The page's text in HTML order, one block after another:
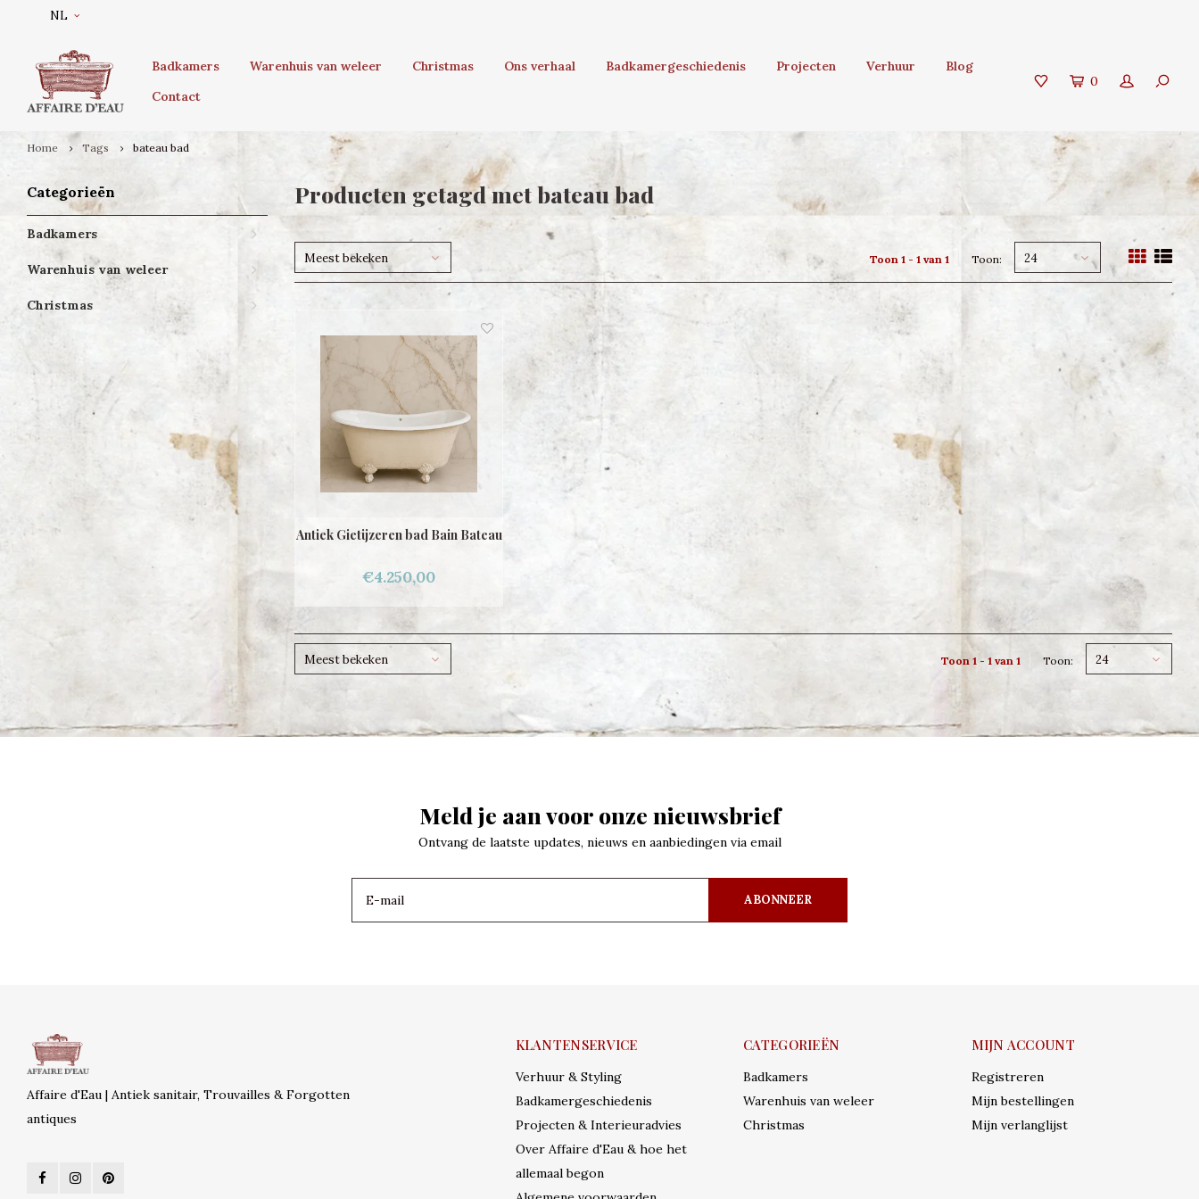
NL
Badkamers Warenhuis van weleer Christmas Ons verhaal Badkamergeschiedenis Projecten Verhuur
Blog
Contact
0
Home Tags bateau bad
Categorieën
Badkamers
Warenhuis van weleer
Christmas
Producten getagd met bateau bad
Meest bekeken Toon 1 - 1 van 1 Toon: 24
Antiek Gietijzeren bad Bain Bateau
€4.250,00
Meest bekeken Toon 1 - 1 van 1 Toon: 24
Meld je aan voor onze nieuwsbrief
Ontvang de laatste updates, nieuws en aanbiedingen via email
ABONNEER
Affaire d'Eau | Antiek sanitair, Trouvailles & Forgotten
antiques
KLANTENSERVICE
Verhuur & Styling
Badkamergeschiedenis
Projecten & Interieuradvies
Over Affaire d'Eau & hoe het
allemaal begon
CATEGORIEËN
Badkamers
Warenhuis van weleer
Christmas
MIJN ACCOUNT
Registreren
Mijn bestellingen
Mijn verlanglijst